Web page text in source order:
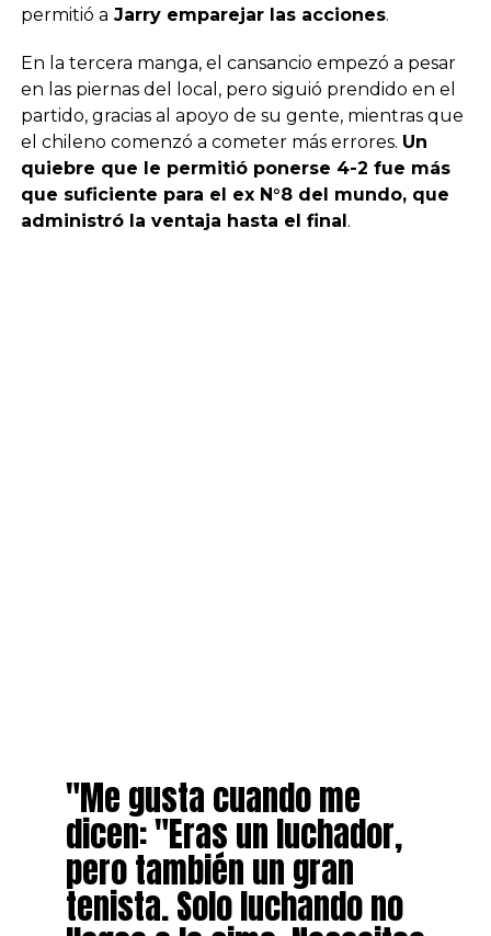
permitió a Jarry emparejar las acciones.
En la tercera manga, el cansancio empezó a pesar
en las piernas del local, pero siguió prendido en el
partido, gracias al apoyo de su gente, mientras que
el chileno comenzó a cometer más errores. Un
quiebre que le permitió ponerse 4-2 fue más
que suficiente para el ex N°8 del mundo, que
administró la ventaja hasta el final.
"Me gusta cuando me
dicen: "Eras un luchador,
pero también un gran
tenista. Solo luchando no